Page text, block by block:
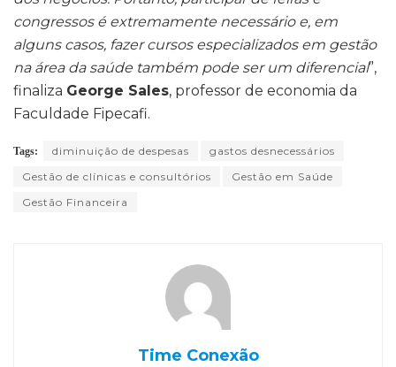
congressos é extremamente necessário e, em
alguns casos, fazer cursos especializados em gestão
na área da saúde também pode ser um diferencial”,
finaliza George Sales, professor de economia da
Faculdade Fipecafi.
Tags: diminuição de despesas
gastos desnecessários
Gestão de clínicas e consultórios
Gestão em Saúde
Gestão Financeira
Time Conexão